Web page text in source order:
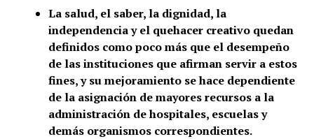
La salud, el saber, la dignidad, la
independencia y el quehacer creativo quedan
definidos como poco más que el desempeño
de las instituciones que afirman servir a estos
fines, y su mejoramiento se hace dependiente
de la asignación de mayores recursos a la
administración de hospitales, escuelas y
demás organismos correspondientes.